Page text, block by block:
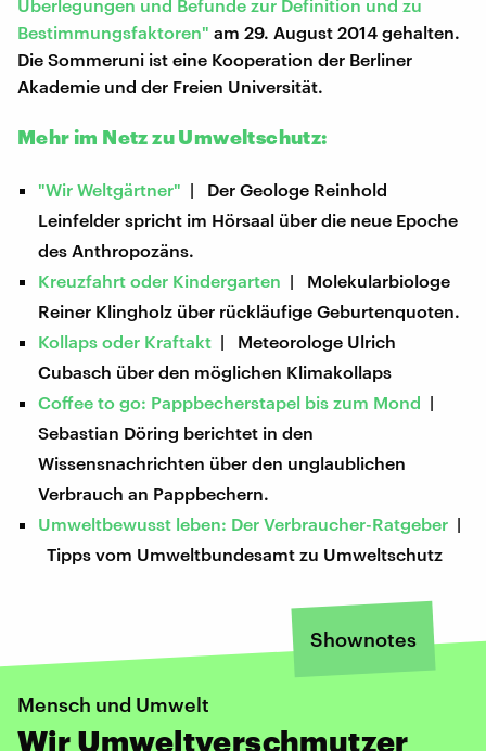
Überlegungen und Befunde zur Definition und zu
Bestimmungsfaktoren" am 29. August 2014 gehalten.
Die Sommeruni ist eine Kooperation der Berliner
Akademie und der Freien Universität.
Mehr im Netz zu Umweltschutz:
"Wir Weltgärtner" | Der Geologe Reinhold
Leinfelder spricht im Hörsaal über die neue Epoche
des Anthropozäns.
Kreuzfahrt oder Kindergarten | Molekularbiologe
Reiner Klingholz über rückläufige Geburtenquoten.
Kollaps oder Kraftakt | Meteorologe Ulrich
Cubasch über den möglichen Klimakollaps
Coffee to go: Pappbecherstapel bis zum Mond |
Sebastian Döring berichtet in den
Wissensnachrichten über den unglaublichen
Verbrauch an Pappbechern.
Umweltbewusst leben: Der Verbraucher-Ratgeber |
Tipps vom Umweltbundesamt zu Umweltschutz
Shownotes
Mensch und Umwelt
Wir Umweltverschmutzer